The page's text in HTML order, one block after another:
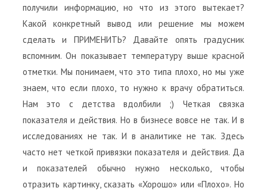
получили информацию, но что из этого вытекает?
Какой конкретный вывод или решение мы можем
сделать и ПРИМЕНИТЬ? Давайте опять градусник
вспомним. Он показывает температуру выше красной
отметки. Мы понимаем, что это типа плохо, но мы уже
знаем, что если плохо, то нужно к врачу обратиться.
Нам это с детства вдолбили ;) Четкая связка
показателя и действия. Но в бизнесе вовсе не так. И в
исследованиях не так. И в аналитике не так. Здесь
часто нет четкой привязки показателя и действия. Да
и показателей обычно нужно несколько, чтобы
отразить картинку, сказать «Хорошо» или «Плохо». Но